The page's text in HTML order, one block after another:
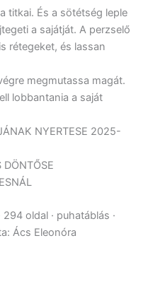
titkai. És a sötétség leple
a sajátját. A perzselő
rétegeket, és lassan
megmutassa magát.
lobbantania a saját
NYERTESE 2025-
oldal · puhatáblás ·
Ács Eleonóra